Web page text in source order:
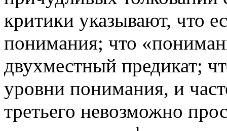
крити­ки указывают, что
понимания; что
двухместный предикат;
уровни понимания, и
третьего невозможно